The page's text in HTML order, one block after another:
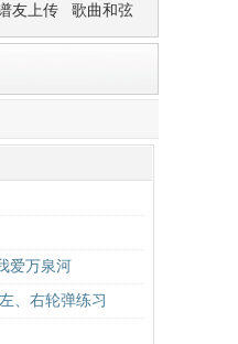
友上传
歌曲和弦
爱万泉河
、右轮弹练习